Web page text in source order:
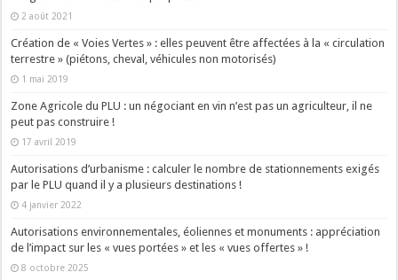
2 août 2021
Création de « Voies Vertes » : elles peuvent être affectées à la « circulation
terrestre » (piétons, cheval, véhicules non motorisés)
1 mai 2019
Zone Agricole du PLU : un négociant en vin n’est pas un agriculteur, il ne
peut pas construire !
17 avril 2019
Autorisations d’urbanisme : calculer le nombre de stationnements exigés
par le PLU quand il y a plusieurs destinations !
4 janvier 2022
Autorisations environnementales, éoliennes et monuments : appréciation
de l’impact sur les « vues portées » et les « vues offertes » !
8 octobre 2025